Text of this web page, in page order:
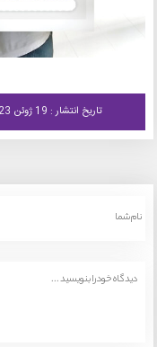
تاریخ انتشار : 19 ژوئن 23